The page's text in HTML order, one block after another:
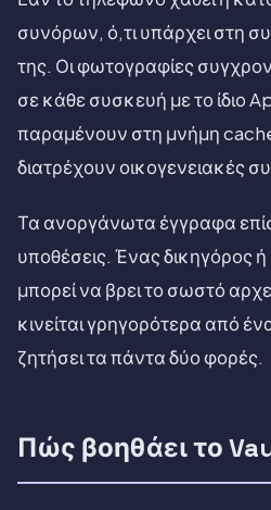
συνόρων, ό,τι υπάρχει στη
της. Οι φωτογραφίες
σε κάθε συσκευή με το ίδιο
παραμένουν στη μνήμη
διατρέχουν οικογενειακές
Τα ανοργάνωτα έγγραφα
υποθέσεις. Ένας δικηγόρος
μπορεί να βρει το σωστό
κινείται γρηγορότερα από
ζητήσει τα πάντα δύο φορές.
Πώς βοηθάει το